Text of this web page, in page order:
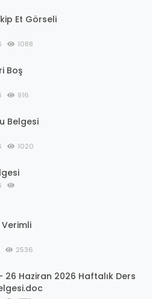
Et Görseli
1088
Boş
916
Belgesi
1020
2536
- 26 Haziran 2026 Haftalık Ders